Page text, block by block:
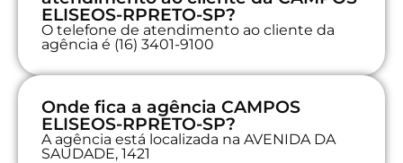
ELISEOS-RPRETO-SP?
O telefone de atendimento ao cliente da
agência é (16) 3401-9100
Onde fica a agência CAMPOS
ELISEOS-RPRETO-SP?
A agência está localizada na AVENIDA DA
SAUDADE, 1421